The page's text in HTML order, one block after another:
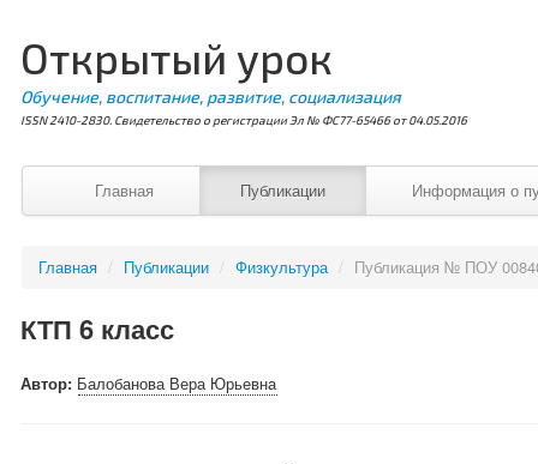
Открытый урок
Обучение, воспитание, развитие, социализация
ISSN 2410-2830. Свидетельство о регистрации Эл № ФС77-65466 от 04.05.2016
Главная Публикации Информация о
Главная / Публикации / Физкультура / Публикация № ПОУ
КТП 6 класс
Автор: Балобанова Вера Юрьевна